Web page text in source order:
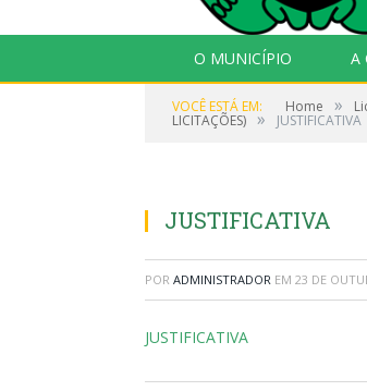
O MUNICÍPIO A
VOCÊ ESTÁ EM: Home »
LICITAÇÕES) » JUSTIFICATIVA
JUSTIFICATIVA
POR ADMINISTRADOR EM 23 DE
JUSTIFICATIVA